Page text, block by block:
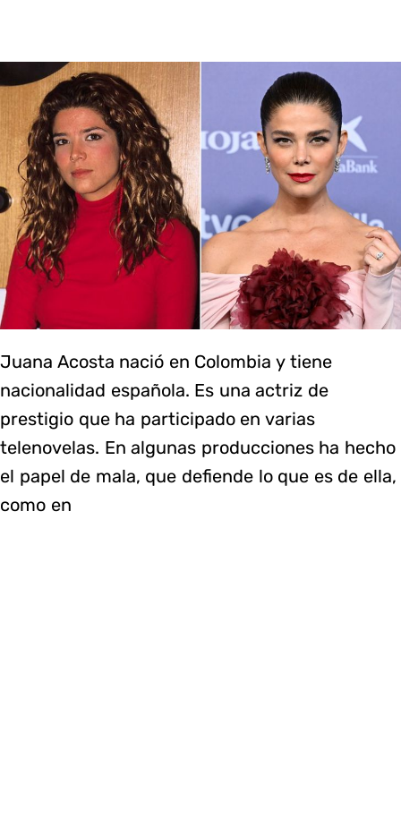
Juana Acosta nació en Colombia y tiene
nacionalidad española. Es una actriz de
prestigio que ha participado en varias
telenovelas. En algunas producciones ha hecho
el papel de mala, que defiende lo que es de ella,
como en